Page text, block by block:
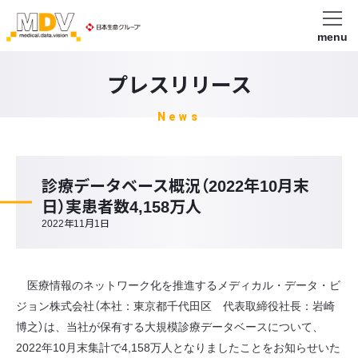
menu
プレスリリース
News
診療データベース概況（2022年10月末
日）実患者数4,158万人
2022年11月1日
医療情報のネットワーク化を推進するメディカル・データ・ビ
ジョン株式会社（本社：東京都千代田区 代表取締役社長：岩崎
博之）は、当社が保有する大規模診療データベースについて、
2022年10月末集計で4,158万人となりましたことをお知らせいた